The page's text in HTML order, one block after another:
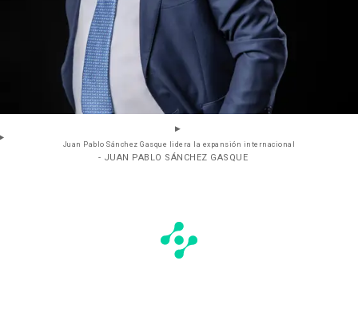
Juan Pablo Sánchez Gasque lidera la expansión internacional
- JUAN PABLO SÁNCHEZ GASQUE